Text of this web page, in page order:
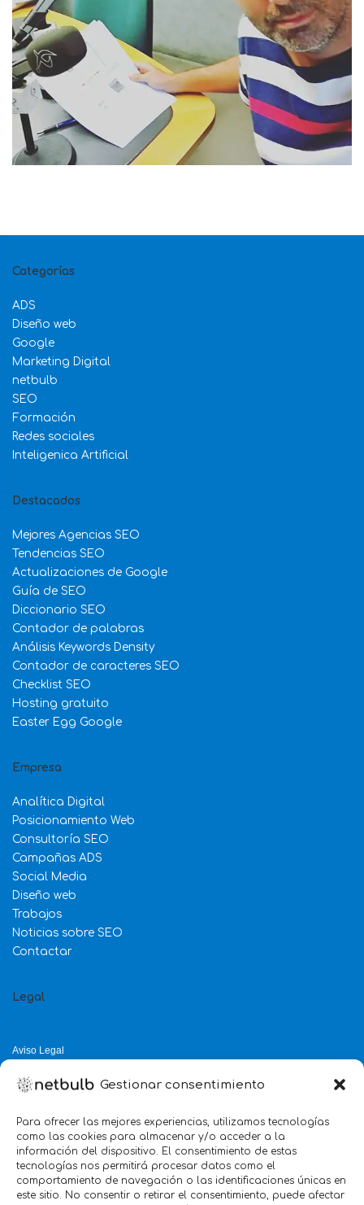
Gestionar consentimiento
Para ofrecer las mejores experiencias, utilizamos tecnologías
como las cookies para almacenar y/o acceder a la
información del dispositivo. El consentimiento de estas
tecnologías nos permitirá procesar datos como el
comportamiento de navegación o las identificaciones únicas en
este sitio. No consentir o retirar el consentimiento, puede afectar
Categorías
ADS
Diseño web
Google
Marketing Digital
netbulb
SEO
Formación
Redes sociales
Inteligenica Artificial
Destacados
Mejores Agencias SEO
Tendencias SEO
Actualizaciones de Google
Guía de SEO
Diccionario SEO
Contador de palabras
Análisis Keywords Density
Contador de caracteres SEO
Checklist SEO
Hosting gratuito
Easter Egg Google
Empresa
Analítica Digital
Posicionamiento Web
Consultoría SEO
Campañas ADS
Social Media
Diseño web
Trabajos
Noticias sobre SEO
Contactar
Legal
Aviso Legal
Política de Cookies
5.0
Servicio mejor valorado 2025
verificado por: Trustindex